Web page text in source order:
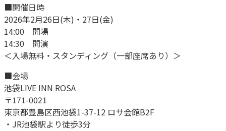
■開催日時
2026年2月26日(木)・27日(金)
14:00 開場
14:30 開演
＜入場無料・スタンディング（一部座席あり）＞
■会場
池袋LIVE INN ROSA
〒171-0021
東京都豊島区西池袋1-37-12 ロサ会館B2F
・JR池袋駅より徒歩3分